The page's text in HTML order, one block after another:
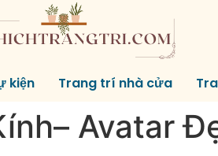
kiện Trang trí nhà cửa
Avatar